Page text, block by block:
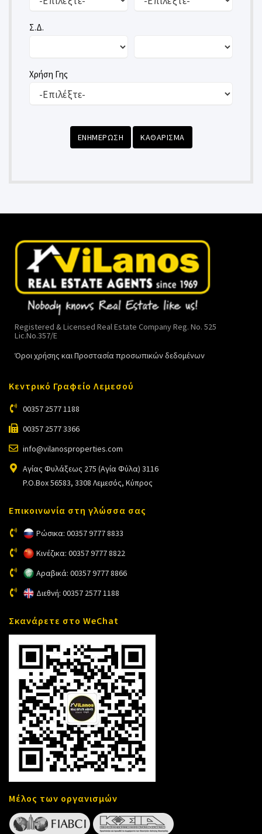
Σ.Δ.
Χρήση Γης
ΕΝΗΜΕΡΩΣΗ ΚΑΘΑΡΙΣΜΑ
Registered & Licensed Real Estate Company Reg. No. 525
Lic.No.357/E
Όροι χρήσης και Προστασία προσωπικών δεδομένων
Κεντρικό Γραφείο Λεμεσού
00357 2577 1188
00357 2577 3366
info@vilanosproperties.com
Αγίας Φυλάξεως 275 (Αγία Φύλα) 3116
P.O.Box 56583, 3308 Λεμεσός, Κύπρος
Επικοινωνία στη γλώσσα σας
Ρώσικα: 00357 9777 8833
Κινέζικα: 00357 9777 8822
Αραβικά: 00357 9777 8866
Διεθνή: 00357 2577 1188
Σκανάρετε στο WeChat
Μέλος των οργανισμών